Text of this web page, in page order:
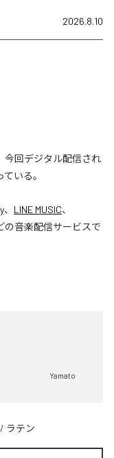
2026.8.10
今回デジタル配信され
いる。
、 LINE MUSIC、
の音楽配信サービスで
Yamato
/ ラテン